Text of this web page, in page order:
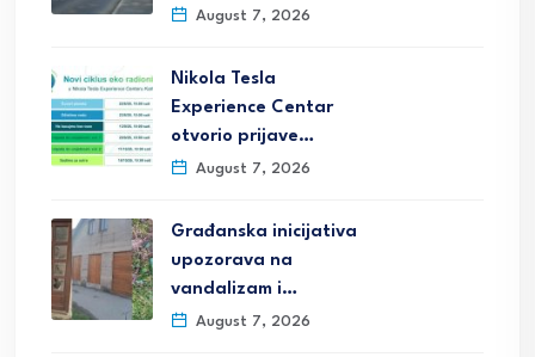
August 7, 2026
Nikola Tesla
Experience Centar
otvorio prijave…
August 7, 2026
Građanska inicijativa
upozorava na
vandalizam i…
August 7, 2026